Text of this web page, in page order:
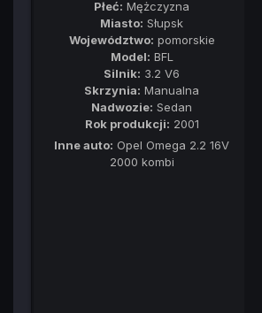
Płeć: Mężczyzna
Miasto: Słupsk
Województwo: pomorskie
Model: BFL
Silnik: 3.2 V6
Skrzynia: Manualna
Nadwozie: Sedan
Rok produkcji: 2001
Inne auto: Opel Omega 2.2 16V
2000 kombi